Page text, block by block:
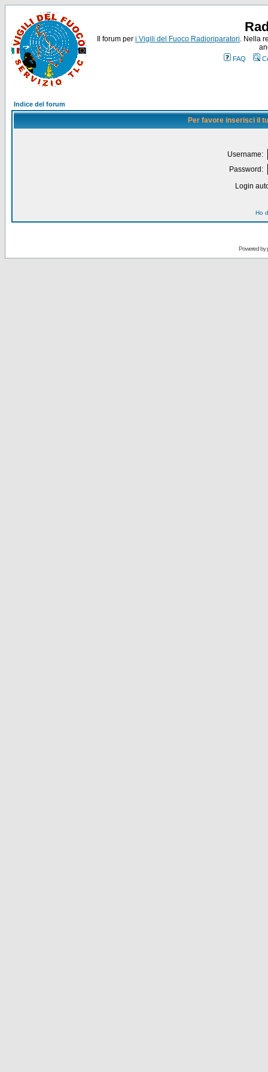
Il forum per i Vigili del Fuoco Radioriparatori. Nella
FAQ
Indice del forum
Per favore inserisci il
Username:
Password:
Login
Ho
Powered by